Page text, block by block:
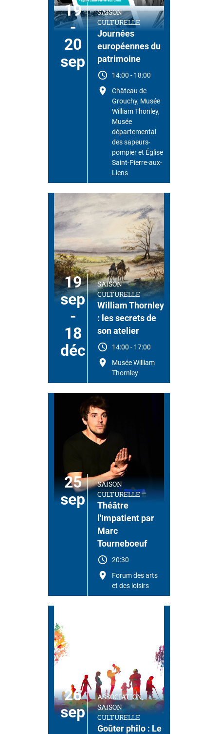
19
-
20
sep
SAISON
CULTURELLE
Journées
européennes du
patrimoine
14:00 - 18:00
Château de
Grouchy, Musée
William Thonley,
Musée
départemental
des sapeurs-
pompier et Église
Saint-Pierre-aux-
Liens
19
sep
-
18
déc
SAISON
CULTURELLE
William Thornley
: les secrets de
son atelier
14:00 - 17:00
Musée William
Thornley
25
sep
SAISON
CULTURELLE
Théâtre
l'Impatient par
Marc
Tourneboeuf
20:30
Forum des arts
et des loisirs
26
sep
ASSOCIATION,
SAISON
CULTURELLE
Goûter philo : Le